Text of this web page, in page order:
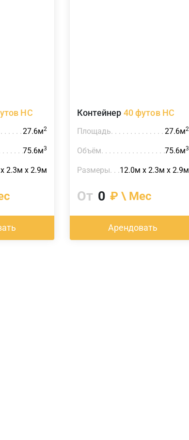
HC
27.6м2
75.6м3
2.3м х 2.9м
Контейнер 40 футов HC
Площадь 27.6м2
Объём 75.6м3
Размеры 12.0м х 2.3м х 2.9м
От 0 ₽ \ Мес
Арендовать